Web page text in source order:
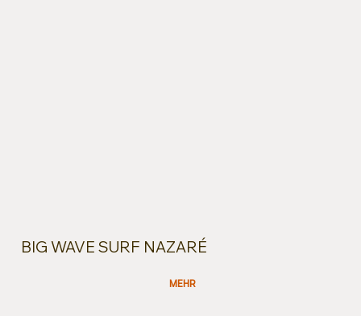
BIG WAVE SURF NAZARÉ
MEHR